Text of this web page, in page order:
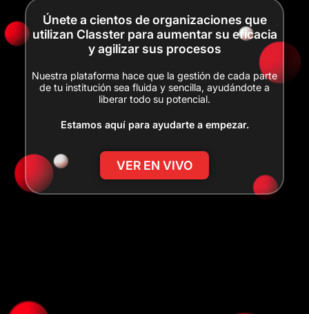
Únete a cientos de organizaciones que
utilizan Classter para aumentar su eficacia
y agilizar sus procesos
Nuestra plataforma hace que la gestión de cada parte
de tu institución sea fluida y sencilla, ayudándote a
liberar todo su potencial.
Estamos aquí para ayudarte a empezar.
VER EN VIVO